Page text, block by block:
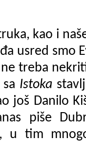
kao i
usred smo
treba
Istoka
još Danilo
piše
u tim